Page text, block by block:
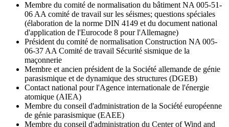
Membre du comité de normalisation du bâtiment NA 005-51-
06 AA comité de travail sur les séismes; questions spéciales
(élaboration de la norme DIN 4149 et du document national
d'application de l'Eurocode 8 pour l'Allemagne)
Président du comité de normalisation Construction NA 005-
06-37 AA Comité de travail Sécurité sismique de la
maçonnerie
Membre et ancien président de la Société allemande de génie
parasismique et de dynamique des structures (DGEB)
Contact national pour l'Agence internationale de l'énergie
atomique (AIEA)
Membre du conseil d'administration de la Société européenne
de génie parasismique (EAEE)
Membre du conseil d'administration du Center of Wind and